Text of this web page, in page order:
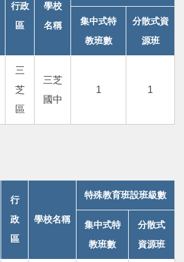
行政
區
學校
名稱
集中式特
教班數
分散式資
源班
三
芝
區
三芝
國中
1 1
行
政
區
學校名稱
特殊教育班設班級數
集中式特
教班數
分散式
資源班